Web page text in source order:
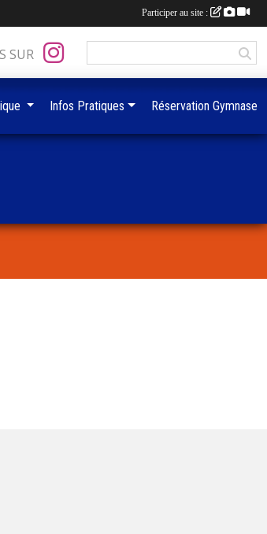
SUR
Infos Pratiques Réservation Gymnase
Participer au site :